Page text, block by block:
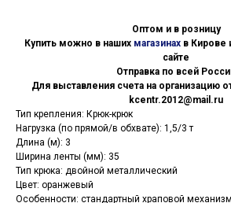
Оптом и в розницу
Купить можно в наших магазинах в Кирове
сайте
Отправка по всей
Для выставления счета на организацию
kcentr.2012@mail.ru
Тип крепления: Крюк-крюк
Нагрузка (по прямой/в обхвате): 1,5/3 т
Длина (м): 3
Ширина ленты (мм): 35
Тип крюка: двойной металлический
Цвет: оранжевый
Особенности: стандартный храповой механизм